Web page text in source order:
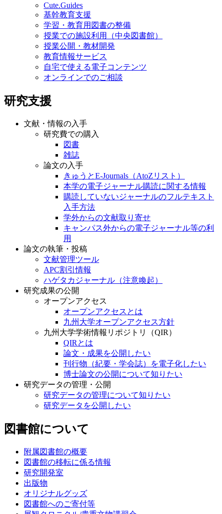
Cute.Guides
基幹教育支援
学習・教育用図書の整備
授業での施設利用（中央図書館）
授業公開・教材開発
教育情報サービス
自宅で使える電子コンテンツ
オンラインでのご相談
研究支援
文献・情報の入手
研究費での購入
図書
雑誌
論文の入手
きゅうとE-Journals（AtoZリスト）
本学の電子ジャーナル購読に関する情報
購読していないジャーナルのフルテキスト
入手方法
学外からの文献取り寄せ
キャンパス外からの電子ジャーナル等の利
用
論文の執筆・投稿
文献管理ツール
APC割引情報
ハゲタカジャーナル（注意喚起）
研究成果の公開
オープンアクセス
オープンアクセスとは
九州大学オープンアクセス方針
九州大学学術情報リポジトリ（QIR）
QIRとは
論文・成果を公開したい
刊行物（紀要・学会誌）を電子化したい
博士論文の公開について知りたい
研究データの管理・公開
研究データの管理について知りたい
研究データを公開したい
図書館について
附属図書館の概要
図書館の移転に係る情報
研究開発室
出版物
オリジナルグッズ
図書館へのご寄付等